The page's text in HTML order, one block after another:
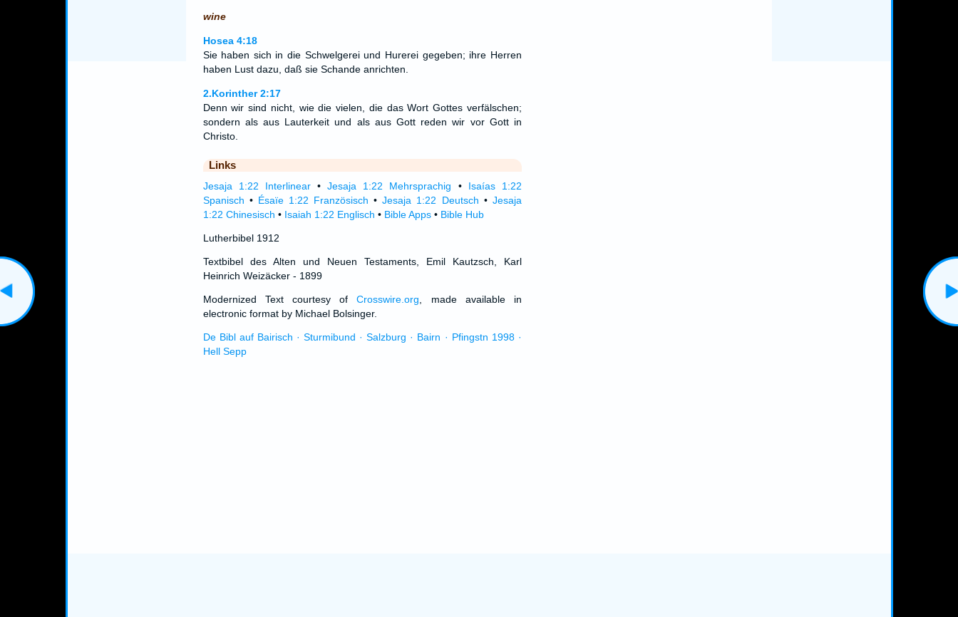
wine
Hosea 4:18
Sie haben sich in die Schwelgerei und Hurerei gegeben; ihre Herren
haben Lust dazu, daß sie Schande anrichten.
2.Korinther 2:17
Denn wir sind nicht, wie die vielen, die das Wort Gottes verfälschen;
sondern als aus Lauterkeit und als aus Gott reden wir vor Gott in
Christo.
Links
Jesaja 1:22 Interlinear•Jesaja 1:22 Mehrsprachig • Isaías 1:22
Spanisch • Ésaïe 1:22 Französisch •Jesaja 1:22 Deutsch • Jesaja
1:22 Chinesisch • Isaiah 1:22 Englisch • Bible Apps• Bible Hub
Lutherbibel 1912
Textbibel des Alten und Neuen Testaments, Emil Kautzsch, Karl
Heinrich Weizäcker - 1899
Modernized Text courtesy ofCrosswire.org , made available in
electronic format by Michael Bolsinger.
De Bibl auf Bairisch · Sturmibund · Salzburg · Bairn · Pfingstn 1998 ·
Hell Sepp